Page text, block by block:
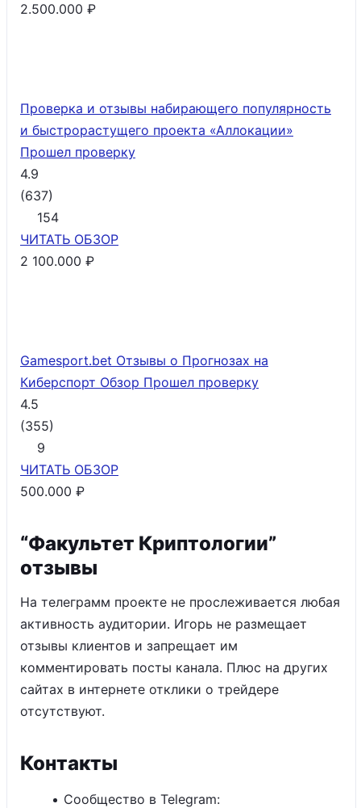
2.500.000 ₽
Проверка и отзывы набирающего популярность
и быстрорастущего проекта «Аллокации»
Прошел проверку
4.9
(637)
154
ЧИТАТЬ ОБЗОР
2 100.000 ₽
Gamesport.bet Отзывы о Прогнозах на
Киберспорт Обзор Прошел проверку
4.5
(355)
9
ЧИТАТЬ ОБЗОР
500.000 ₽
“Факультет Криптологии”
отзывы
На телеграмм проекте не прослеживается любая
активность аудитории. Игорь не размещает
отзывы клиентов и запрещает им
комментировать посты канала. Плюс на других
сайтах в интернете отклики о трейдере
отсутствуют.
Контакты
Сообщество в Telegram: